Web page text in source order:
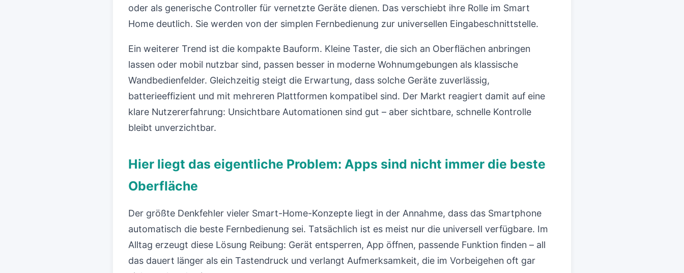
oder als generische Controller für vernetzte Geräte dienen. Das verschiebt ihre Rolle im Smart
Home deutlich. Sie werden von der simplen Fernbedienung zur universellen Eingabeschnittstelle.
Ein weiterer Trend ist die kompakte Bauform. Kleine Taster, die sich an Oberflächen anbringen
lassen oder mobil nutzbar sind, passen besser in moderne Wohnumgebungen als klassische
Wandbedienfelder. Gleichzeitig steigt die Erwartung, dass solche Geräte zuverlässig,
batterieeffizient und mit mehreren Plattformen kompatibel sind. Der Markt reagiert damit auf eine
klare Nutzererfahrung: Unsichtbare Automationen sind gut – aber sichtbare, schnelle Kontrolle
bleibt unverzichtbar.
Hier liegt das eigentliche Problem: Apps sind nicht immer die beste
Oberfläche
Der größte Denkfehler vieler Smart-Home-Konzepte liegt in der Annahme, dass das Smartphone
automatisch die beste Fernbedienung sei. Tatsächlich ist es meist nur die universell verfügbare. Im
Alltag erzeugt diese Lösung Reibung: Gerät entsperren, App öffnen, passende Funktion finden – all
das dauert länger als ein Tastendruck und verlangt Aufmerksamkeit, die im Vorbeigehen oft gar